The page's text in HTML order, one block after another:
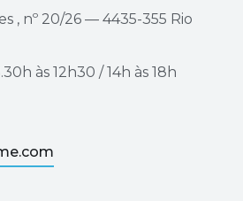
, nº 20/26 — 4435-355 Rio
às 12h30 / 14h às 18h